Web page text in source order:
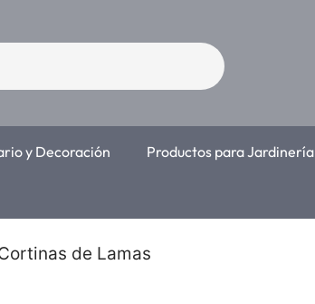
y Decoración Productos para Jardinería
de Lamas